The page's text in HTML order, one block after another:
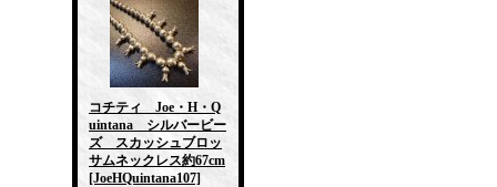
コチティ Joe・H・Q
uintana シルバービー
ズ スカッシュブロッ
サムネックレス約67cm
[JoeHQuintana107]